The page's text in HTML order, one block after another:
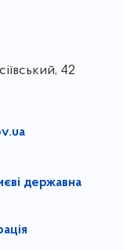
42
державна